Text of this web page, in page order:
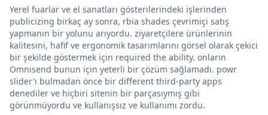
Yerel fuarlar ve el sanatları gösterilerindeki işlerinden
publicizing birkaç ay sonra, rbia shades çevrimiçi satış
yapmanın bir yolunu arıyordu. ziyaretçilere ürünlerinin
kalitesini, hafif ve ergonomik tasarımlarını görsel olarak çekici
bir şekilde göstermek için required the ability. onların
Omnisend bunun için yeterli bir çözüm sağlamadı. powr
slider'ı bulmadan önce bir different third-party apps
denediler ve hiçbiri sitenin bir parçasıymış gibi
görünmüyordu ve kullanışsız ve kullanımı zordu.